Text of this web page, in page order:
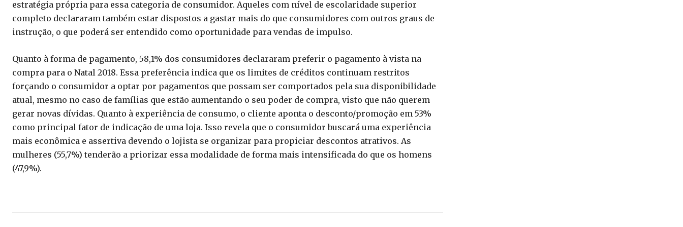
estratégia própria para essa categoria de consumidor. Aqueles com nível de escolaridade superior
completo declararam também estar dispostos a gastar mais do que consumidores com outros graus de
instrução, o que poderá ser entendido como oportunidade para vendas de impulso.
Quanto à forma de pagamento, 58,1% dos consumidores declararam preferir o pagamento à vista na
compra para o Natal 2018. Essa preferência indica que os limites de créditos continuam restritos
forçando o consumidor a optar por pagamentos que possam ser comportados pela sua disponibilidade
atual, mesmo no caso de famílias que estão aumentando o seu poder de compra, visto que não querem
gerar novas dívidas. Quanto à experiência de consumo, o cliente aponta o desconto/promoção em 53%
como principal fator de indicação de uma loja. Isso revela que o consumidor buscará uma experiência
mais econômica e assertiva devendo o lojista se organizar para propiciar descontos atrativos. As
mulheres (55,7%) tenderão a priorizar essa modalidade de forma mais intensificada do que os homens
(47,9%).